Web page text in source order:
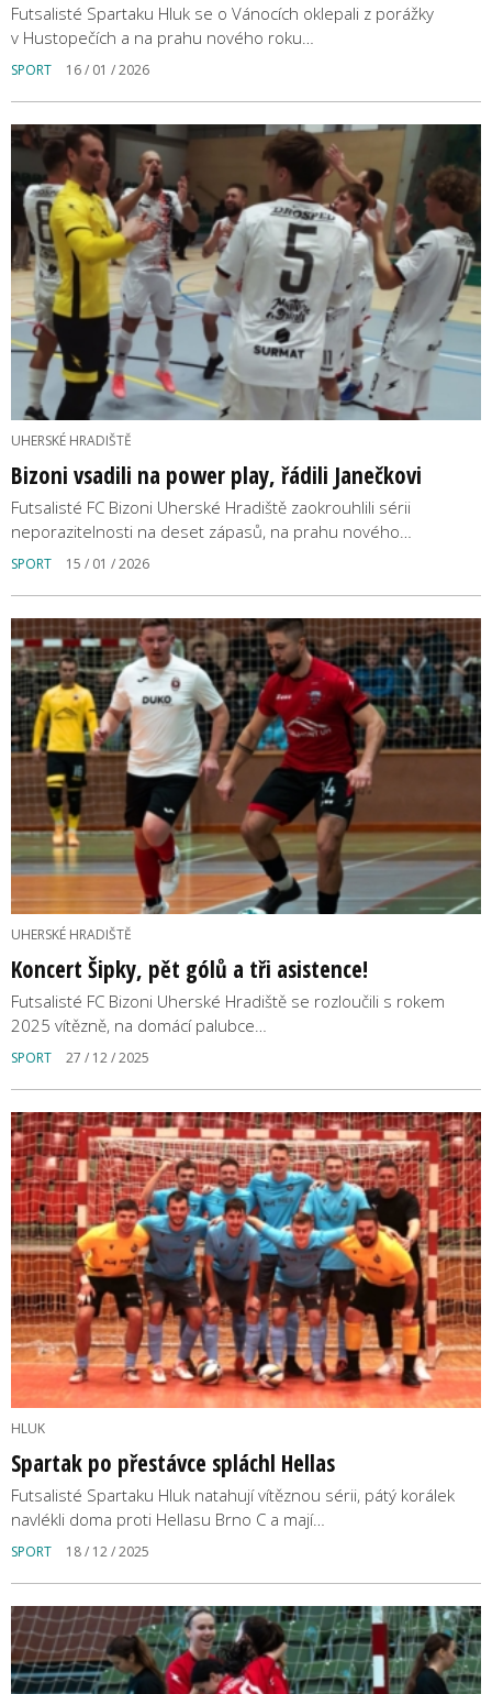
Futsalisté Spartaku Hluk se o Vánocích oklepali z porážky
v Hustopečích a na prahu nového roku…
SPORT 16 / 01 / 2026
UHERSKÉ HRADIŠTĚ
Bizoni vsadili na power play, řádili Janečkovi
Futsalisté FC Bizoni Uherské Hradiště zaokrouhlili sérii
neporazitelnosti na deset zápasů, na prahu nového…
SPORT 15 / 01 / 2026
UHERSKÉ HRADIŠTĚ
Koncert Šipky, pět gólů a tři asistence!
Futsalisté FC Bizoni Uherské Hradiště se rozloučili s rokem
2025 vítězně, na domácí palubce…
SPORT 27 / 12 / 2025
HLUK
Spartak po přestávce spláchl Hellas
Futsalisté Spartaku Hluk natahují vítěznou sérii, pátý korálek
navlékli doma proti Hellasu Brno C a mají…
SPORT 18 / 12 / 2025